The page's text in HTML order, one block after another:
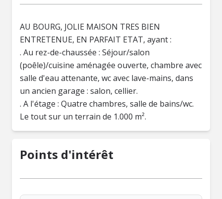
AU BOURG, JOLIE MAISON TRES BIEN
ENTRETENUE, EN PARFAIT ETAT, ayant :
. Au rez-de-chaussée : Séjour/salon
(poêle)/cuisine aménagée ouverte, chambre avec
salle d'eau attenante, wc avec lave-mains, dans
un ancien garage : salon, cellier.
. A l'étage : Quatre chambres, salle de bains/wc.
Le tout sur un terrain de 1.000 m².
Points d'intérêt